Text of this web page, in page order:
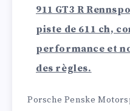
911 GT3 R
piste de 611 ch,
performance et
des règles.
Porsche Penske